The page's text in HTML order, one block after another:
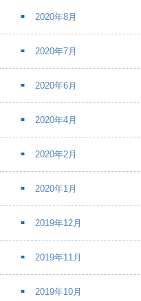
2020年8月
2020年7月
2020年6月
2020年4月
2020年2月
2020年1月
2019年12月
2019年11月
2019年10月